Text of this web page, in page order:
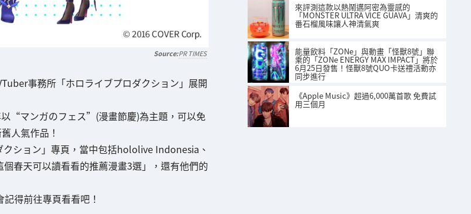
PR TIMES
事務所「ホロライブプロダクション」展開
以“マンガのフェス”(漫畫節慶)為主題，可以免
人氣作品！
ション」專頁，當中包括hololive Indonesia、
春天可以讀看看的推薦漫畫3選」，還有他們的
得前往專頁看看吧！
來評測這款以熱鬧邁阿密為靈感的
「MONSTER ULTRA VICE GUAVA」清爽的
番石榴風味讓人神清氣爽
能量飲料「ZONe」與動畫「怪獸8號」聯
乘的「ZONe ENERGY MAX IMPACT」將於
6月25日發售！怪獸8號QUO卡送禮活動亦
同步進行
《Apple Music》超過6,000萬首歌 免費試
用三個月